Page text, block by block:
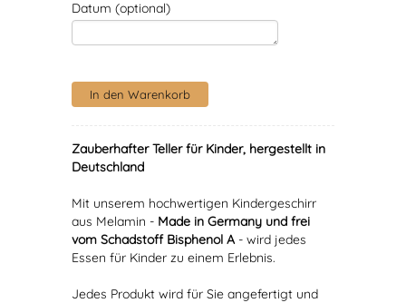
Datum (optional)
Zauberhafter Teller für Kinder, hergestellt in
Deutschland
Mit unserem hochwertigen Kindergeschirr
aus Melamin - Made in Germany und frei
vom Schadstoff Bisphenol A- wird jedes
Essen für Kinder zu einem Erlebnis.
Jedes Produkt wird für Sie angefertigt und